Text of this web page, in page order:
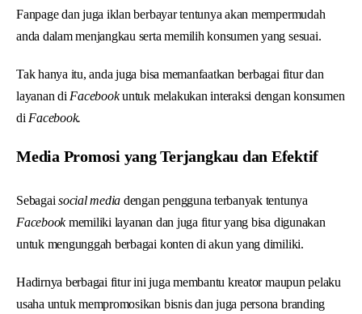
Fanpage dan juga iklan berbayar tentunya akan mempermudah
anda dalam menjangkau serta memilih konsumen yang sesuai.
Tak hanya itu, anda juga bisa memanfaatkan berbagai fitur dan
layanan di Facebookuntuk melakukan interaksi dengan konsumen
di Facebook.
Media Promosi yang Terjangkau dan Efektif
Sebagaisocial media dengan pengguna terbanyak tentunya
Facebookmemiliki layanan dan juga fitur yang bisa digunakan
untuk mengunggah berbagai konten di akun yang dimiliki.
Hadirnya berbagai fitur ini juga membantu kreator maupun pelaku
usaha untuk mempromosikan bisnis dan juga persona branding